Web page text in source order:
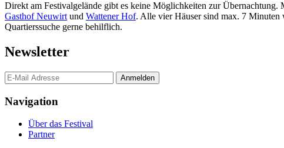
Direkt am Festivalgelände gibt es keine Möglichkeiten zur
Gasthof Neuwirt und Wattener Hof. Alle vier Häuser sind max. 7 Minuten
Quartierssuche gerne behilflich.
Newsletter
Navigation
Über das Festival
Partner